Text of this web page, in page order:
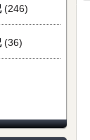
(246)
(36)